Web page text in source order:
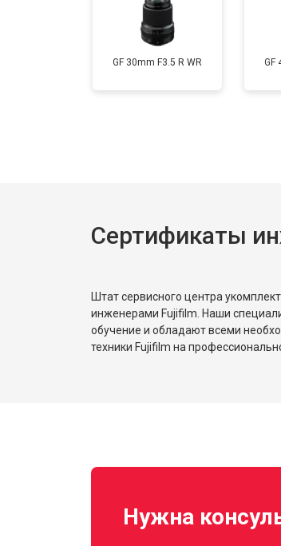
GF 30mm F3.5 R WR GF
Сертификаты
Штат сервисного центра
инженерами Fujifilm. Наши
обучение и обладают всеми
техники Fujifilm на
Нужна